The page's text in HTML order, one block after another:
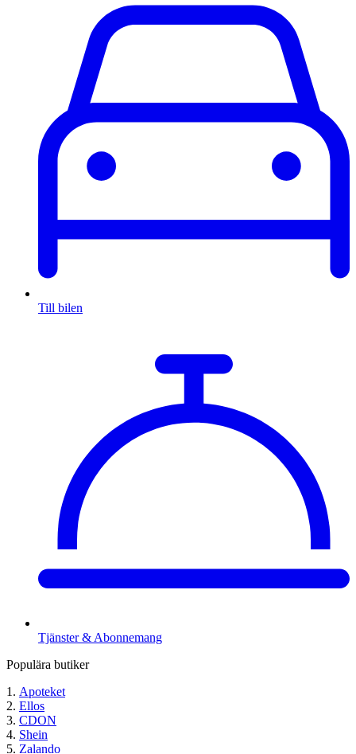
Till bilen
Tjänster & Abonnemang
Populära butiker
Apoteket
Ellos
CDON
Shein
Zalando